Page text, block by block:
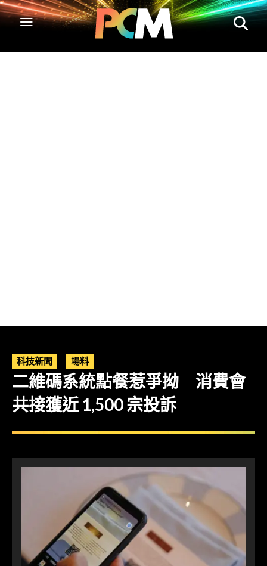
科技新聞 場料
二維碼系統點餐惹爭拗 消費會
共接獲近 1,500 宗投訴